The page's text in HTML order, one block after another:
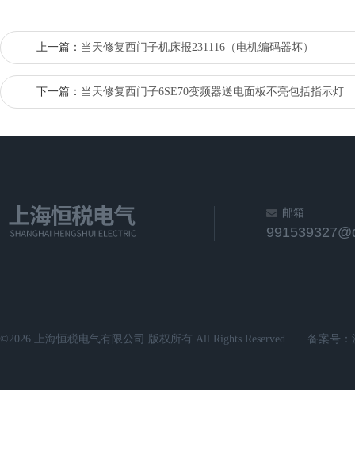
上一篇： 当天修复西门子机床报231116（电机编码器坏）
下一篇： 当天修复西门子6SE70变频器送电面板不亮包括指示灯
邮箱
©2026 上海恒税电气有限公司 版权所有 All Rights Reserved. 备案号：